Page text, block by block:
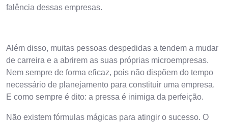
falência dessas empresas.
Além disso, muitas pessoas despedidas a tendem a mudar
de carreira e a abrirem as suas próprias microempresas.
Nem sempre de forma eficaz, pois não dispõem do tempo
necessário de planejamento para constituir uma empresa.
E como sempre é dito: a pressa é inimiga da perfeição.
Não existem fórmulas mágicas para atingir o sucesso. O